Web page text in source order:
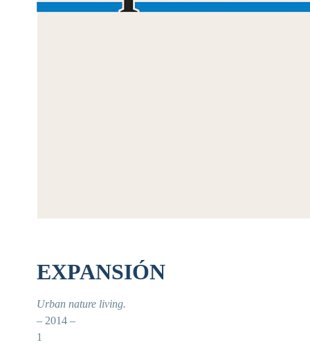
EXPANSIÓN
Urban nature living.
– 2014 –
1